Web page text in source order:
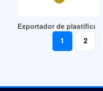
Exportador de
pagination
1 2